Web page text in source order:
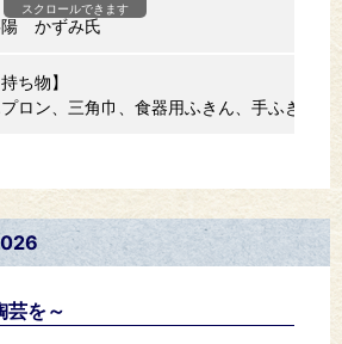
かずみ氏
持ち物】
ロン、三角巾、食器用ふきん、手ふき用ふ
スクロールできます
芸を～